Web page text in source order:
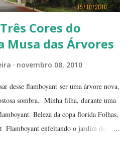
Cores do
Musa das Árvores
novembro 08, 2010
desse flamboyant ser uma árvore nova,
sombra. Minha filha, durante uma
Beleza da copa florida Folhas,
Flamboyant enfeitando o jardim do